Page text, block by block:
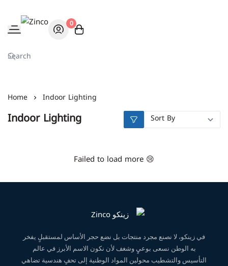
Zinco
0
Home Indoor Lighting
Indoor Lighting
Failed to load more 😢
في زينكو، لا نصنع مجرد منتجات بل نضع حجر الأساس لمستقبلٍ يفخر
به الوطن نسعى بوعيٍ وشغف لأن نكون الاسم الأبرز في عالم
التأسيس والتشطيب محولين المواد الوطنية إلى تحفٍ هندسية تضاهي